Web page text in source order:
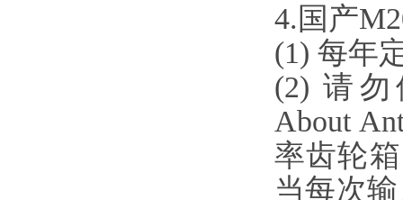
4.国产
(1) 每年
(2) 请勿
About
率齿轮箱
当每次输